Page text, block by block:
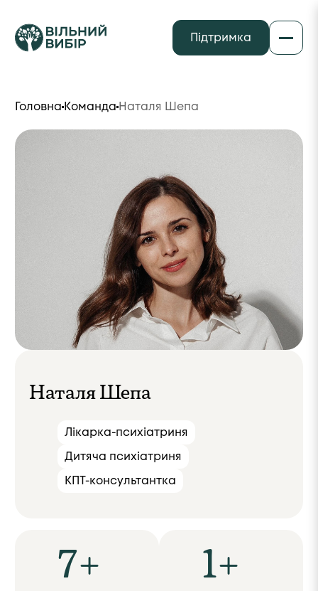
Підтримка
Головна Команда Наталя Шепа
7+ 1+
Наталя Шепа
Лікарка-психіатриня
Дитяча психіатриня
КПТ-консультантка